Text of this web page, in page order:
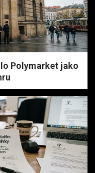
Polymarket jako